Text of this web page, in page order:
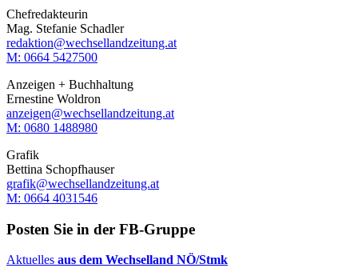
Chefredakteurin
Mag. Stefanie Schadler
redaktion@wechsellandzeitung.at
M: 0664 5427500‬
Anzeigen + Buchhaltung
Ernestine Woldron
anzeigen@wechsellandzeitung.at
M: ‭0680 1488980‬
Grafik
Bettina Schopfhauser
grafik@wechsellandzeitung.at
M: 0664 4031546
Posten Sie in der FB-Gruppe
Aktuelles aus dem Wechselland NÖ/Stmk